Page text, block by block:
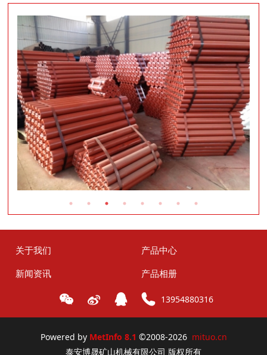
关于我们
产品中心
新闻资讯
产品相册
13954880316
Powered by MetInfo 8.1 ©2008-2026 mituo.cn
泰安博晟矿山机械有限公司 版权所有